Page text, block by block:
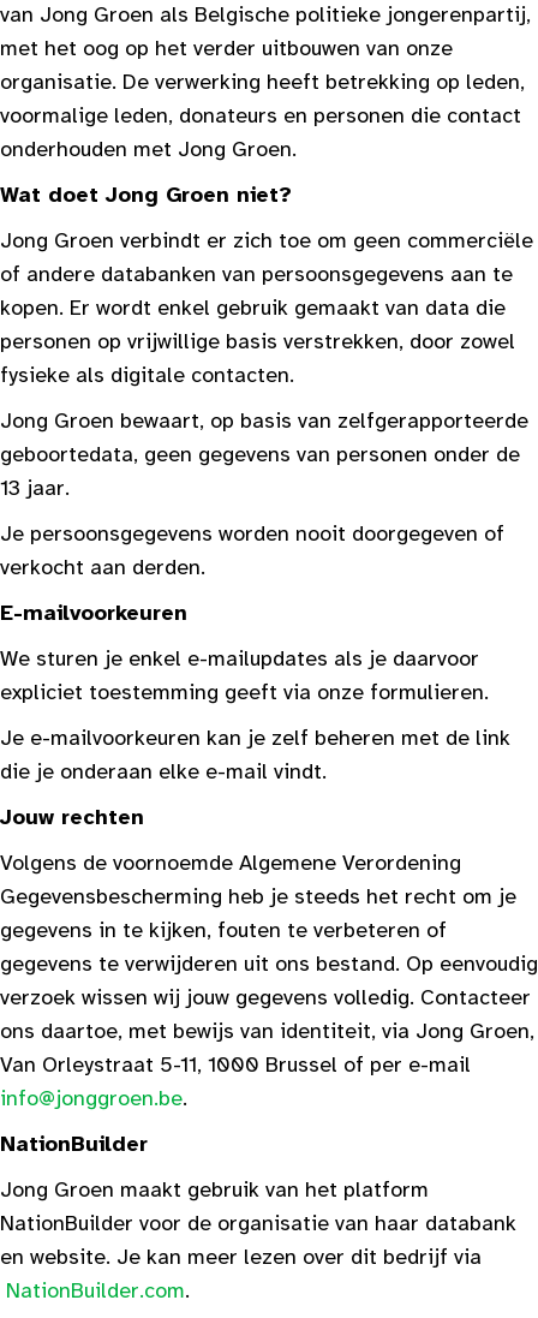
van Jong Groen als Belgische politieke jongerenpartij,
met het oog op het verder uitbouwen van onze
organisatie. De verwerking heeft betrekking op leden,
voormalige leden, donateurs en personen die contact
onderhouden met Jong Groen.
Wat doet Jong Groen niet?
Jong Groen verbindt er zich toe om geen commerciële
of andere databanken van persoonsgegevens aan te
kopen. Er wordt enkel gebruik gemaakt van data die
personen op vrijwillige basis verstrekken, door zowel
fysieke als digitale contacten.
Jong Groen bewaart, op basis van zelfgerapporteerde
geboortedata, geen gegevens van personen onder de
13 jaar.
Je persoonsgegevens worden nooit doorgegeven of
verkocht aan derden.
E-mailvoorkeuren
We sturen je enkel e-mailupdates als je daarvoor
expliciet toestemming geeft via onze formulieren.
Je e-mailvoorkeuren kan je zelf beheren met de link
die je onderaan elke e-mail vindt.
Jouw rechten
Volgens de voornoemde Algemene Verordening
Gegevensbescherming heb je steeds het recht om je
gegevens in te kijken, fouten te verbeteren of
gegevens te verwijderen uit ons bestand. Op eenvoudig
verzoek wissen wij jouw gegevens volledig. Contacteer
ons daartoe, met bewijs van identiteit, via Jong Groen,
Van Orleystraat 5-11, 1000 Brussel of per e-mail
info@jonggroen.be.
NationBuilder
Jong Groen maakt gebruik van het platform
NationBuilder voor de organisatie van haar databank
en website. Je kan meer lezen over dit bedrijf via
NationBuilder.com.